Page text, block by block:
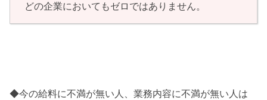
どの企業においてもゼロではありません。
◆今の給料に不満が無い人、業務内容に不満が無い人は